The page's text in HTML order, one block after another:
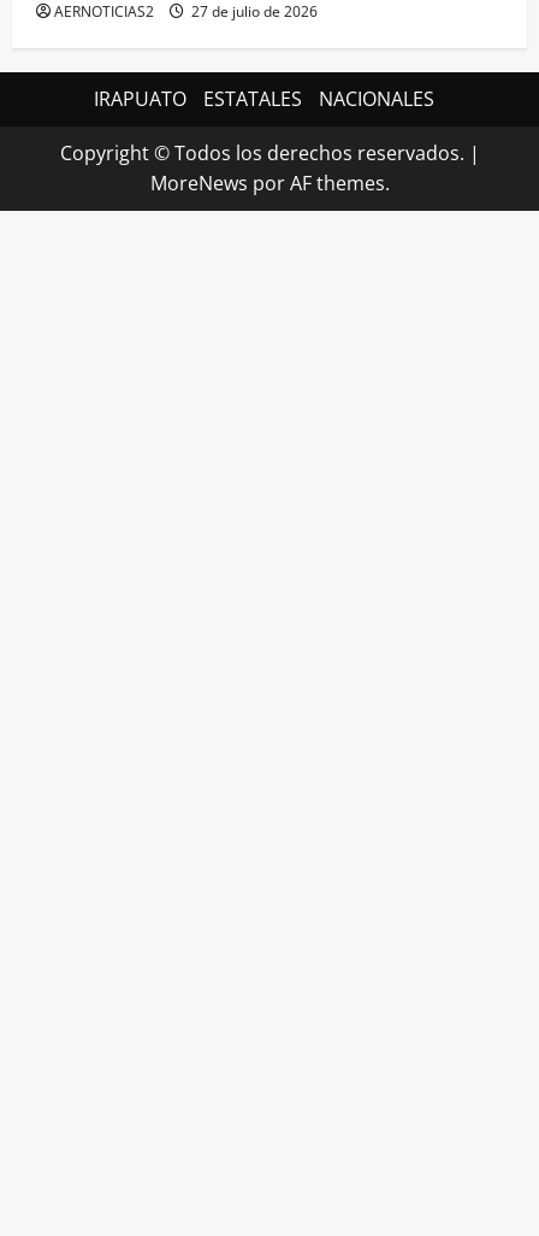
AERNOTICIAS2 27 de julio de 2026
IRAPUATO ESTATALES NACIONALES
Copyright © Todos los derechos reservados. |
MoreNews por AF themes.